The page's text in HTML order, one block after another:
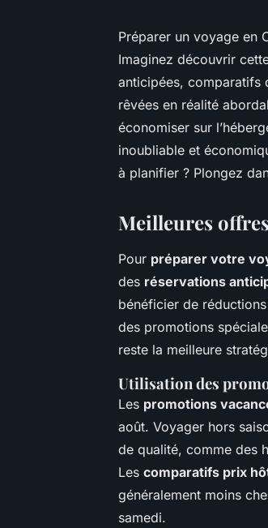
Préparer un voyage en
Imaginez découvrir
anticipées, comparatifs
rêvées en réalité
économiser sur
inoubliable et
à planifier ? Plongez
Meilleures
Pour préparer votre
des réservations
bénéficier de
des promotions
reste la meilleure
Utilisation des
Les promotions
août. Voyager hors
de qualité, comme des
Les comparatifs prix
généralement moins
samedi.